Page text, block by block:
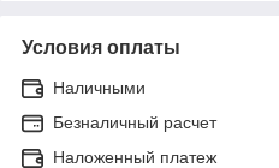
Условия оплаты
Наличными
Безналичный расчет
Наложенный платеж